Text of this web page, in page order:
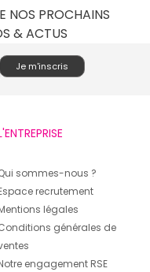
NOS PROCHAINS
& ACTUS
sommes-nous ?
recrutement
légales
générales de
engagement RSE